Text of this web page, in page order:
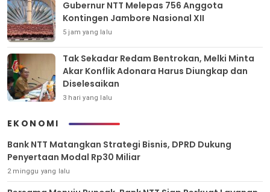
Gubernur NTT Melepas 756 Anggota
Kontingen Jambore Nasional XII
5 jam yang lalu
Tak Sekadar Redam Bentrokan, Melki Minta
Akar Konflik Adonara Harus Diungkap dan
Diselesaikan
3 hari yang lalu
EKONOMI
Bank NTT Matangkan Strategi Bisnis, DPRD Dukung
Penyertaan Modal Rp30 Miliar
2 minggu yang lalu